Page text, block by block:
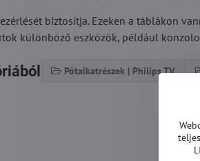
biztosítja. Ezeken a táblákon
különböző eszközök, például
Pótalkatrészek | Philips TV